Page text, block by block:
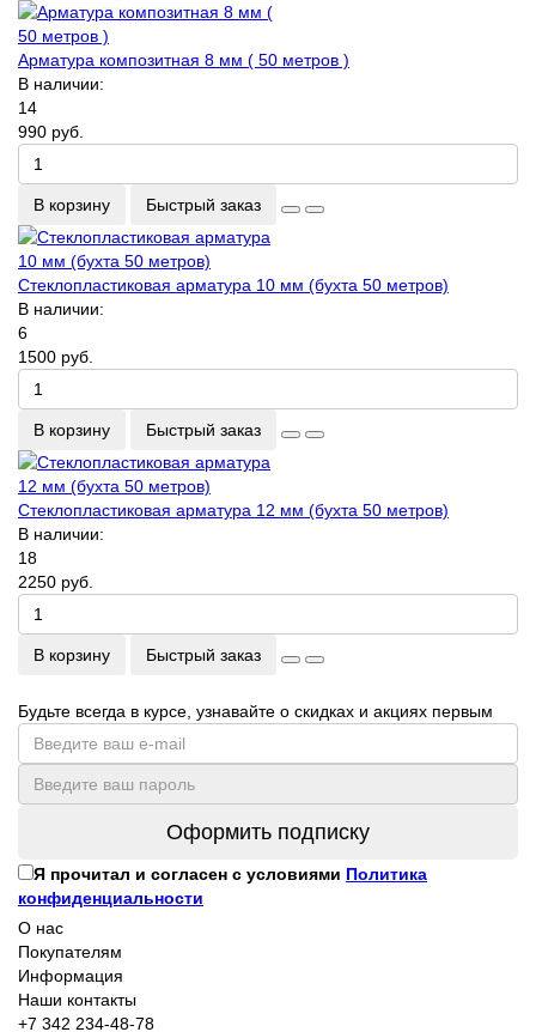
Арматура композитная 8 мм ( 50 метров )
В наличии:
14
990 руб.
В корзину Быстрый заказ
Стеклопластиковая арматура 10 мм (бухта 50 метров)
В наличии:
6
1500 руб.
В корзину Быстрый заказ
Стеклопластиковая арматура 12 мм (бухта 50 метров)
В наличии:
18
2250 руб.
В корзину Быстрый заказ
Будьте всегда в курсе, узнавайте о скидках и акциях первым
Оформить подписку
Я прочитал и согласен с условиями Политика
конфиденциальности
О нас
Покупателям
Информация
Наши контакты
+7 342 234-48-78